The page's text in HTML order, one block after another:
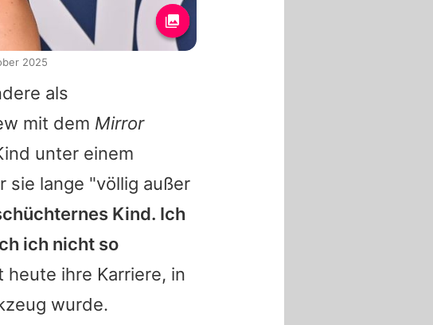
als
mit dem Mirror
unter einem
sie lange "völlig außer
Kind. Ich
ich nicht so
heute ihre Karriere, in
wurde.
2025